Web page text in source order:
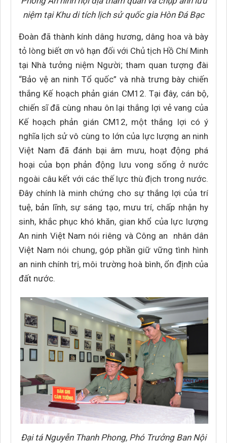
niệm tại Khu di tích lịch sử quốc gia Hòn Đá Bạc
Đoàn đã thành kính dâng hương, dâng hoa và bày
tỏ lòng biết ơn vô hạn đối với Chủ tịch Hồ Chí Minh
tại Nhà tưởng niệm Người; tham quan tượng đài
“Bảo vệ an ninh Tổ quốc” và nhà trưng bày chiến
thắng Kế hoạch phản gián CM12. Tại đây, cán bộ,
chiến sĩ đã cùng nhau ôn lại thắng lợi vẻ vang của
Kế hoạch phản gián CM12, một thắng lợi có ý
nghĩa lịch sử vô cùng to lớn của lực lượng an ninh
Việt Nam đã đánh bại âm mưu, hoạt động phá
hoại của bọn phản động lưu vong sống ở nước
ngoài câu kết với các thế lực thù địch trong nước.
Đây chính là minh chứng cho sự thắng lợi của trí
tuệ, bản lĩnh, sự sáng tạo, mưu trí, chấp nhận hy
sinh, khắc phục khó khăn, gian khổ của lực lượng
An ninh Việt Nam nói riêng và Công an nhân dân
Việt Nam nói chung, góp phần giữ vững tình hình
an ninh chính trị, môi trường hoà bình, ổn định của
đất nước.
Đại tá Nguyễn Thanh Phong, Phó Trưởng Ban Nội